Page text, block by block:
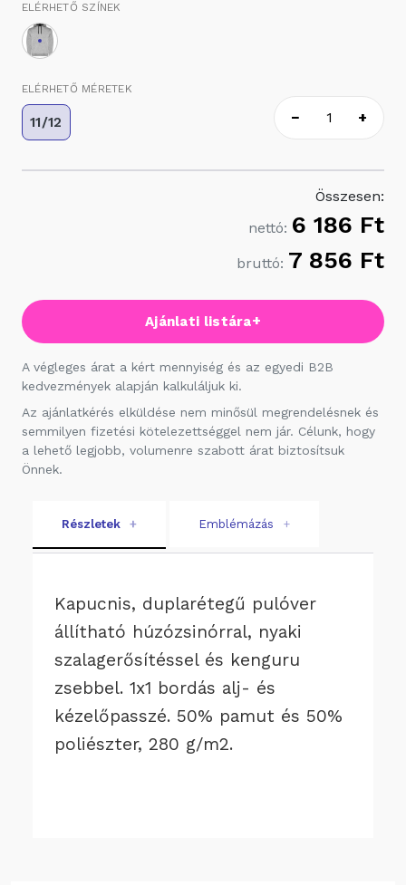
ELÉRHETŐ SZÍNEK
ELÉRHETŐ MÉRETEK
11/12 − +
Összesen:
nettó: 6 186 Ft
bruttó: 7 856 Ft
Ajánlati listára+
A végleges árat a kért mennyiség és az egyedi B2B
kedvezmények alapján kalkuláljuk ki.
Az ajánlatkérés elküldése nem minősül megrendelésnek és
semmilyen fizetési kötelezettséggel nem jár. Célunk, hogy
a lehető legjobb, volumenre szabott árat biztosítsuk
Önnek.
Részletek + Emblémázás +
Kapucnis, duplarétegű pulóver
állítható húzózsinórral, nyaki
szalagerősítéssel és kenguru
zsebbel. 1x1 bordás alj- és
kézelőpasszé. 50% pamut és 50%
poliészter, 280 g/m2.